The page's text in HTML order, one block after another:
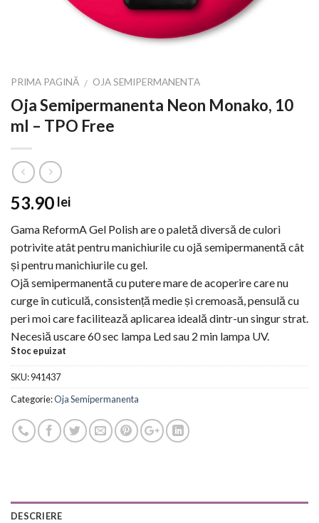
PRIMA PAGINĂ / OJA SEMIPERMANENTA
Oja Semipermanenta Neon Monako, 10
ml – TPO Free
53.90 lei
Gama ReformA Gel Polish are o paletă diversă de culori
potrivite atât pentru manichiurile cu ojă semipermanentă cât
și pentru manichiurile cu gel.
Ojă semipermanentă cu putere mare de acoperire care nu
curge în cuticulă, consistență medie și cremoasă, pensulă cu
peri moi care facilitează aplicarea ideală dintr-un singur strat.
Necesiă uscare 60 sec lampa Led sau 2 min lampa UV.
Stoc epuizat
SKU:941437
Categorie:Oja Semipermanenta
DESCRIERE